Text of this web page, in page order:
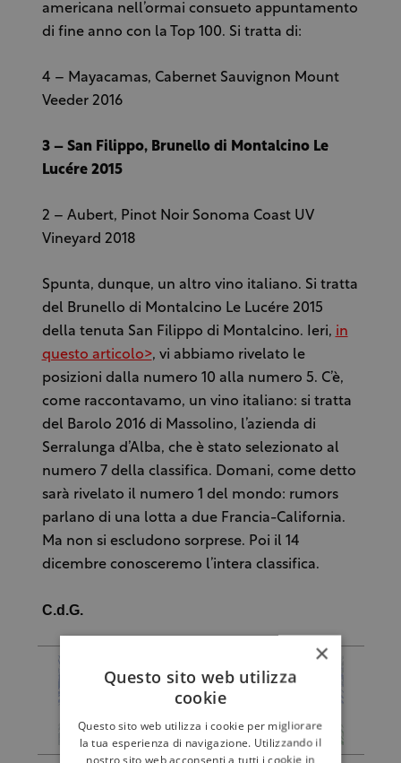
americana nell’ormai consueto appuntamento
di fine anno con la Top 100. Si tratta di:
4 – Mayacamas, Cabernet Sauvignon Mount
Veeder 2016
3 – San Filippo, Brunello di Montalcino Le
Lucére 2015
2 – Aubert, Pinot Noir Sonoma Coast UV
Vineyard 2018
Spunta, dunque, un altro vino italiano. Si tratta
del Brunello di Montalcino Le Lucére 2015
della tenuta San Filippo di Montalcino. Ieri, in
questo articolo>, vi abbiamo rivelato le
posizioni dalla numero 10 alla numero 5. C’è,
come raccontavamo, un vino italiano: si tratta
del Barolo 2016 di Massolino, l’azienda di
Serralunga d’Alba, che è stato selezionato al
numero 7 della classifica. Domani, come detto
sarà rivelato il numero 1 del mondo: rumors
parlano di una lotta a due Francia-California.
Ma non si escludono sorprese. Poi il 14
dicembre conosceremo l’intera classifica.
C.d.G.
×
Questo sito web utilizza
cookie
Questo sito web utilizza i cookie per migliorare
la tua esperienza di navigazione. Utilizzando il
nostro sito web acconsenti a tutti i cookie in